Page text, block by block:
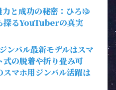
力と成功の秘密：ひろゆ
探るYouTuberの真実
ンバル最新モデルはスマ
式の脱着や折り畳み可
スマホ用ジンバル活躍は